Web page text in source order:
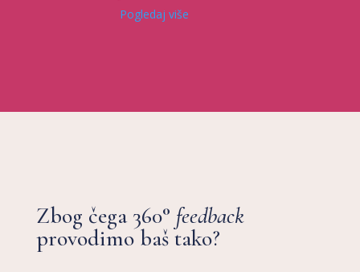
Pogledaj više
Zbog čega 360° feedback
provodimo baš tako?